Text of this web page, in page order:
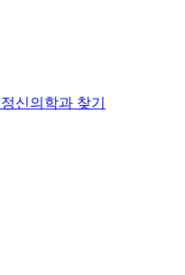
정신의학과 찾기